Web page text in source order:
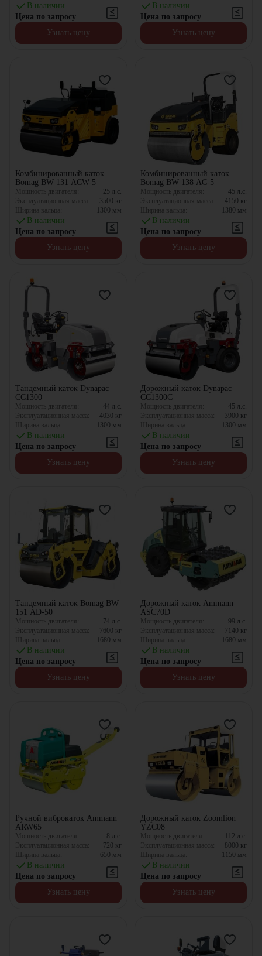
В наличии
Цена по запросу
Узнать цену
В наличии
Цена по запросу
Узнать цену
Комбинированный каток
Bomag BW 131 ACW-5
Мощность двигателя: 25 л.с.
Эксплуатационная масса:
3500 кг
Ширина вальца:
1300 мм
В наличии
Цена по запросу
Узнать цену
Комбинированный каток
Bomag BW 138 AC-5
Мощность двигателя: 45 л.с.
Эксплуатационная масса:
4150 кг
Ширина вальца:
1380 мм
В наличии
Цена по запросу
Узнать цену
Тандемный каток Dynapac
CC1300
Мощность двигателя: 44 л.с.
Эксплуатационная масса:
4030 кг
Ширина вальца:
1300 мм
В наличии
Цена по запросу
Узнать цену
Дорожный каток Dynapac
CC1300C
Мощность двигателя: 45 л.с.
Эксплуатационная масса:
3900 кг
Ширина вальца:
1300 мм
В наличии
Цена по запросу
Узнать цену
Тандемный каток Bomag BW
151 AD-50
Мощность двигателя: 74 л.с.
Эксплуатационная масса:
7600 кг
Ширина вальца:
1680 мм
В наличии
Цена по запросу
Узнать цену
Дорожный каток Ammann
ASC70D
Мощность двигателя: 99 л.с.
Эксплуатационная масса:
7140 кг
Ширина вальца:
1680 мм
В наличии
Цена по запросу
Узнать цену
Ручной виброкаток Ammann
ARW65
Мощность двигателя: 8 л.с.
Эксплуатационная масса:
720 кг
Ширина вальца:
650 мм
В наличии
Цена по запросу
Узнать цену
Дорожный каток Zoomlion
YZC08
Мощность двигателя: 112 л.с.
Эксплуатационная масса:
8000 кг
Ширина вальца:
1150 мм
В наличии
Цена по запросу
Узнать цену